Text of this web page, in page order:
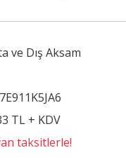
ve Dış Aksam
TL + KDV
taksitlerle!